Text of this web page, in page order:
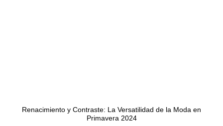
Renacimiento y Contraste: La Versatilidad de la Moda en
Primavera 2024